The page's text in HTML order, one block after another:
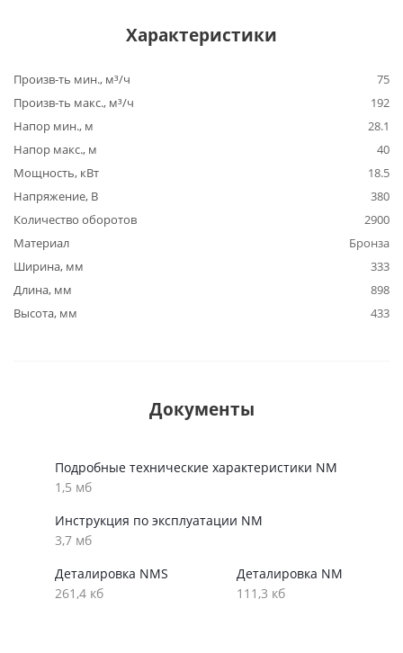
Характеристики
Произв-ть мин., м³/ч
75
Произв-ть макс., м³/ч
192
Напор мин., м
28.1
Напор макс., м
40
Мощность, кВт
18.5
Напряжение, В
380
Количество оборотов
2900
Материал
Бронза
Ширина, мм
333
Длина, мм
898
Высота, мм
433
Документы
Подробные технические характеристики NM
1,5 мб
Инструкция по эксплуатации NM
3,7 мб
Деталировка NMS
261,4 кб
Деталировка NM
111,3 кб